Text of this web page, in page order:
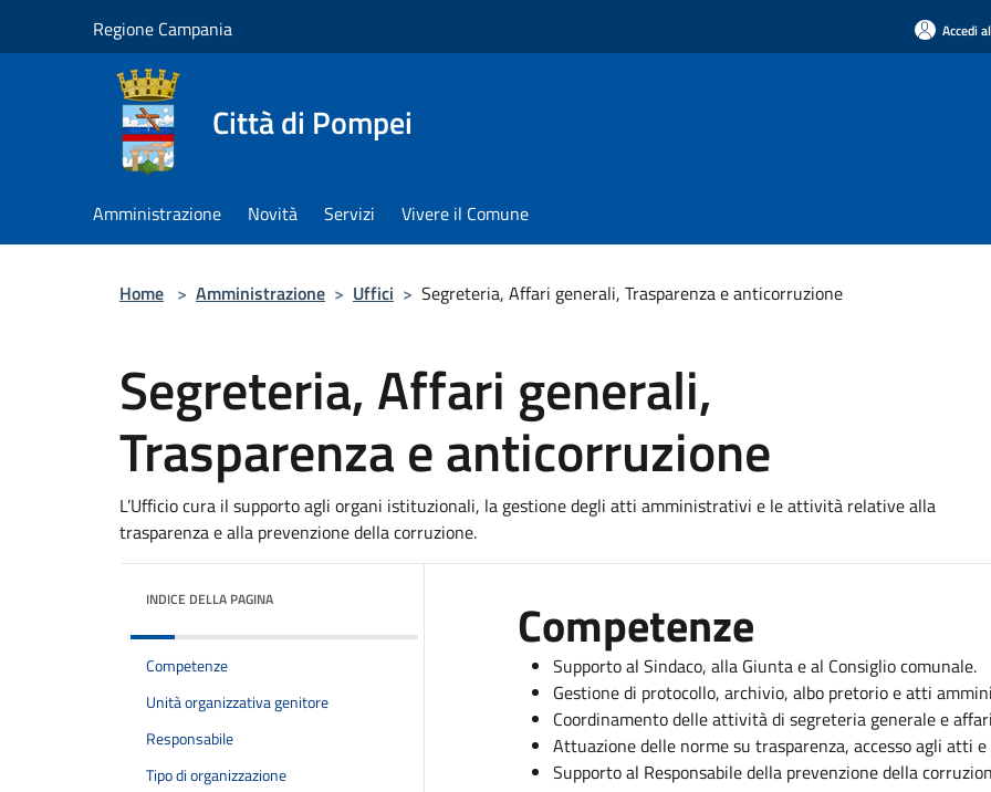
Regione Campania Accedi
Città di Pompei
Amministrazione Novità Servizi Vivere il Comune
Home > Amministrazione > Uffici > Segreteria, Affari generali, Trasparenza e anticorruzione
Segreteria, Affari generali,
Trasparenza e anticorruzione
L’Ufficio cura il supporto agli organi istituzionali, la gestione degli atti amministrativi e le attività relative alla
trasparenza e alla prevenzione della corruzione.
INDICE DELLA PAGINA
Competenze
Unità organizzativa genitore
Responsabile
Tipo di organizzazione
Competenze
Supporto al Sindaco, alla Giunta e al Consiglio comunale.
Gestione di protocollo, archivio, albo pretorio e atti
Coordinamento delle attività di segreteria generale e
Attuazione delle norme su trasparenza, accesso agli atti
Supporto al Responsabile della prevenzione della